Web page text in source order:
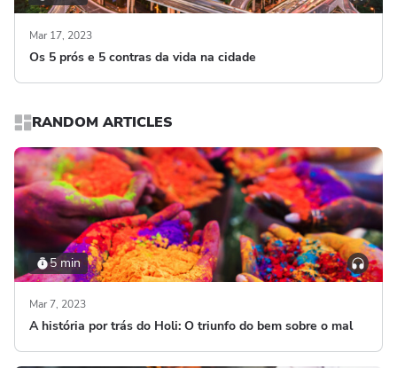
Mar 17, 2023
Os 5 prós e 5 contras da vida na cidade
RANDOM ARTICLES
5 min
Mar 7, 2023
A história por trás do Holi: O triunfo do bem sobre o mal